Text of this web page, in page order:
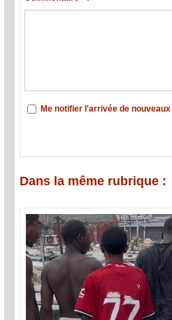
Me notifier l'arrivée de
Dans la même rubrique :